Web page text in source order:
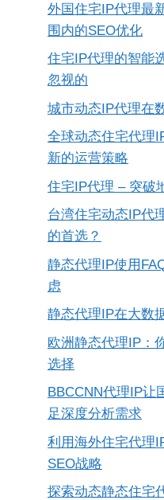
外国住宅IP代理最
围内的SEO优化
住宅IP代理的智能
忽视的
城市动态IP代理在
全球动态住宅代理
新的运营策略
住宅IP代理 – 突破
台湾住宅动态IP代
的首选？
静态代理IP使用
虑
静态代理IP在大数
欧洲静态代理IP：
选择
BBCCNN代理IP让
足深度分析需求
利用海外住宅代理
SEO战略
探索动态静态住宅